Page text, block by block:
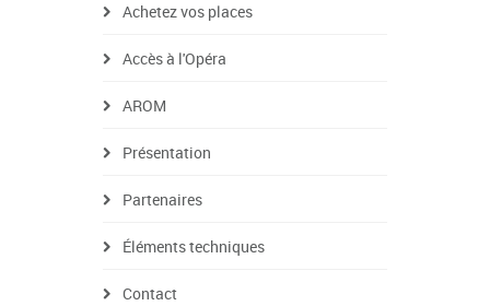
Achetez vos places
Accès à l'Opéra
AROM
Présentation
Partenaires
Éléments techniques
Contact